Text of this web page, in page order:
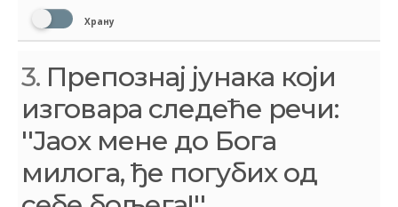
Храну
3. Препознај јунака који
изговара следеће речи:
''Јаох мене до Бога
милога, ђе погубих од